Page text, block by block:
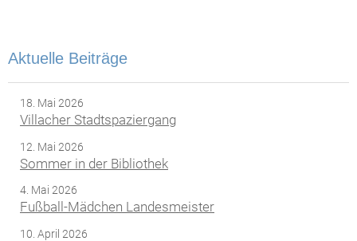
Aktuelle Beiträge
18. Mai 2026
Villacher Stadtspaziergang
12. Mai 2026
Sommer in der Bibliothek
4. Mai 2026
Fußball-Mädchen Landesmeister
10. April 2026